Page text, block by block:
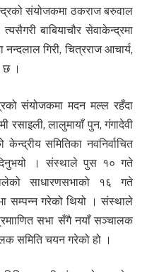
संयोजकमा ठकराज बरुवाल
बाबियाचौर सेवाकेन्द्रमा
गिरी, चित्रराज आचार्य,
छ ।
संयोजकमा मदन मल्ल रहँदा
रसाइली, लालुमायाँ पुन, गंगादेवी
समितिका नवनिर्वाचित
। संस्थाले पुस १० गते
साधारणसभाको १६ गते
सम्पन्न गरेको थियो । संस्थाले
सभा सँगै नयाँ सञ्चालक
समिति चयन गरेको हो ।